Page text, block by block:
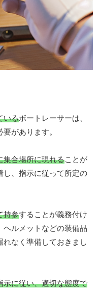
いるボートレーサーは、
があります。
集合場所に現れることが
し、指示に従って所定の
持参することが義務付け
ヘルメットなどの装備品
なく準備しておきまし
示に従い、適切な態度で